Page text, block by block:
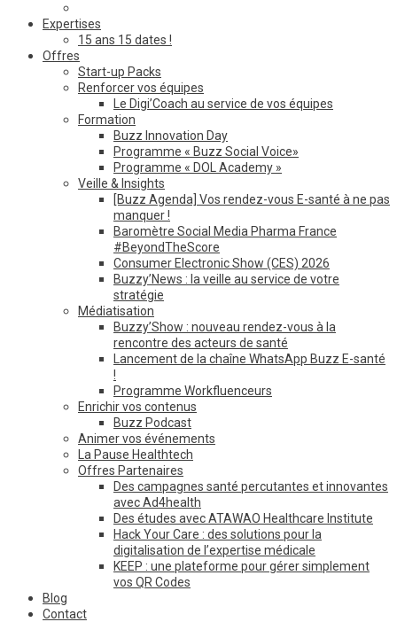
Expertises
15 ans 15 dates !
Offres
Start-up Packs
Renforcer vos équipes
Le Digi’Coach au service de vos équipes
Formation
Buzz Innovation Day
Programme « Buzz Social Voice»
Programme « DOL Academy »
Veille & Insights
[Buzz Agenda] Vos rendez-vous E-santé à ne pas
manquer !
Baromètre Social Media Pharma France
#BeyondTheScore
Consumer Electronic Show (CES) 2026
Buzzy’News : la veille au service de votre
stratégie
Médiatisation
Buzzy’Show : nouveau rendez-vous à la
rencontre des acteurs de santé
Lancement de la chaîne WhatsApp Buzz E-santé
!
Programme Workfluenceurs
Enrichir vos contenus
Buzz Podcast
Animer vos événements
La Pause Healthtech
Offres Partenaires
Des campagnes santé percutantes et innovantes
avec Ad4health
Des études avec ATAWAO Healthcare Institute
Hack Your Care : des solutions pour la
digitalisation de l’expertise médicale
KEEP : une plateforme pour gérer simplement
vos QR Codes
Blog
Contact